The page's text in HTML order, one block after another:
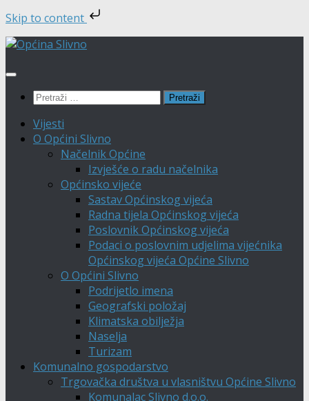
Skip to content
Skip
content
Pretraži:
Vijesti
O Općini Slivno
Načelnik Općine
Izvješće o radu načelnika
Općinsko vijeće
Sastav Općinskog vijeća
Radna tijela Općinskog vijeća
Poslovnik Općinskog vijeća
Podaci o poslovnim udjelima vijećnika
Općinskog vijeća Općine Slivno
O Općini Slivno
Podrijetlo imena
Geografski položaj
Klimatska obilježja
Naselja
Turizam
Komunalno gospodarstvo
Trgovačka društva u vlasništvu Općine Slivno
Komunalac Slivno d.o.o.